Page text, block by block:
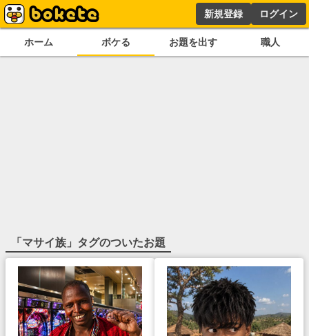
新規登録 ログイン
ホーム ボケる お題を出す 職人
「マサイ族 」タグのついたお題